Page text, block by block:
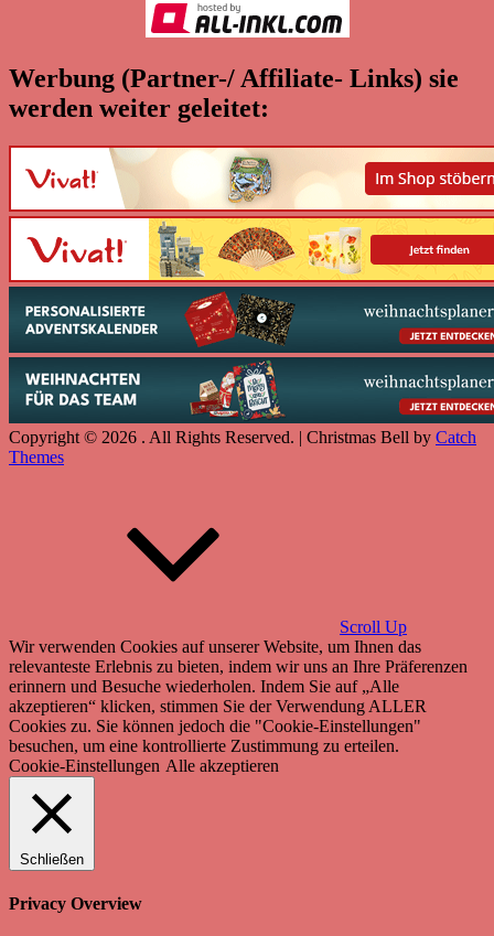
Werbung (Partner-/ Affiliate- Links) sie
werden weiter geleitet:
Copyright © 2026 . All Rights Reserved. | Christmas Bell by Catch
Themes
Scroll Up
Wir verwenden Cookies auf unserer Website, um Ihnen das
relevanteste Erlebnis zu bieten, indem wir uns an Ihre Präferenzen
erinnern und Besuche wiederholen. Indem Sie auf „Alle
akzeptieren“ klicken, stimmen Sie der Verwendung ALLER
Cookies zu. Sie können jedoch die "Cookie-Einstellungen"
besuchen, um eine kontrollierte Zustimmung zu erteilen.
Cookie-Einstellungen Alle akzeptieren
Schließen
Privacy Overview